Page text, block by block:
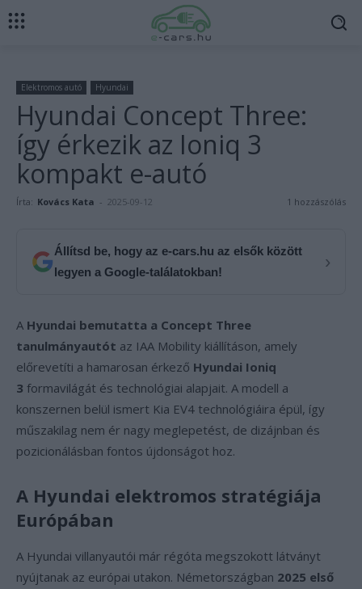
Elektromos autó Hyundai
Hyundai Concept Three:
így érkezik az Ioniq 3
kompakt e-autó
Írta: Kovács Kata - 2025-09-12 1 hozzászólás
Állítsd be, hogy az e-cars.hu az elsők között
legyen a Google-találatokban!
›
A Hyundai bemutatta a Concept Three
tanulmányautót az IAA Mobility kiállításon, amely
előrevetíti a hamarosan érkező Hyundai Ioniq
3 formavilágát és technológiai alapjait. A modell a
konszernen belül ismert Kia EV4 technológiáira épül, így
műszakilag nem ér nagy meglepetést, de dizájnban és
pozicionálásban fontos újdonságot hoz.
A Hyundai elektromos stratégiája
Európában
A Hyundai villanyautói már régóta megszokott látványt
nyújtanak az európai utakon. Németországban 2025 első